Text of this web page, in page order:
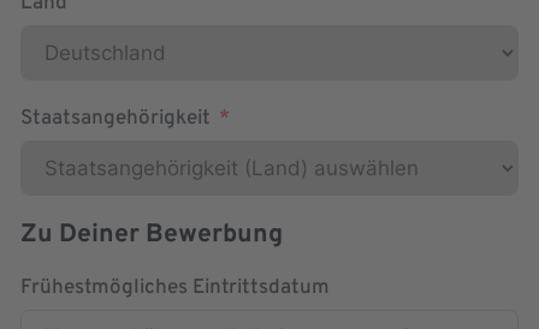
Staatsangehörigkeit
Zu Deiner Bewerbung
Frühestmögliches Eintrittsdatum